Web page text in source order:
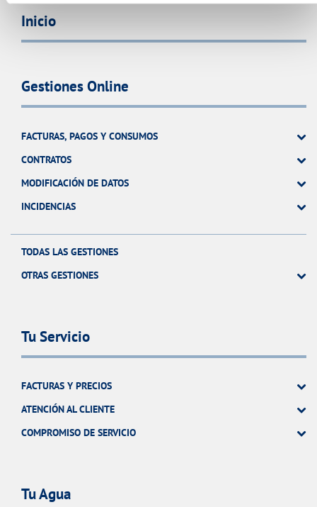
Inicio
Gestiones Online
FACTURAS, PAGOS Y CONSUMOS
CONTRATOS
MODIFICACIÓN DE DATOS
INCIDENCIAS
TODAS LAS GESTIONES
OTRAS GESTIONES
Tu Servicio
FACTURAS Y PRECIOS
ATENCIÓN AL CLIENTE
COMPROMISO DE SERVICIO
Tu Agua